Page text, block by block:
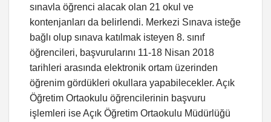
sınavla öğrenci alacak olan 21 okul ve
kontenjanları da belirlendi. Merkezi Sınava isteğe
bağlı olup sınava katılmak isteyen 8. sınıf
öğrencileri, başvurularını 11-18 Nisan 2018
tarihleri arasında elektronik ortam üzerinden
öğrenim gördükleri okullara yapabilecekler. Açık
Öğretim Ortaokulu öğrencilerinin başvuru
işlemleri ise Açık Öğretim Ortaokulu Müdürlüğü